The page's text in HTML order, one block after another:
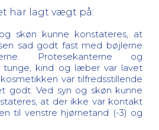
har lagt vægt på:
skøn kunne konstateres, at
sad godt fast med bøjlerne
Protesekanterne og
kind og læber var lavet
var tilfredsstillende
godt. Ved syn og skøn kunne
at der ikke var kontakt
til venstre hjørnetand (-3) og